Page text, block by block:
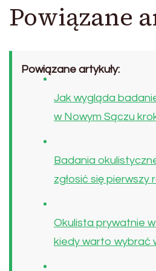
Powiązane
Powiązane artykuły:
Jak wygląda
w Nowym Sączu
Badania
zgłosić się pierwszy
Okulista prywatnie
kiedy warto wybrać